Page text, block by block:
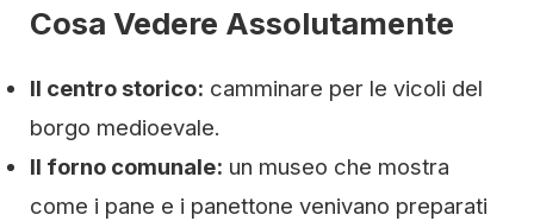
Cosa Vedere Assolutamente
Il centro storico: camminare per le vicoli del
borgo medioevale.
Il forno comunale: un museo che mostra
come i pane e i panettone venivano preparati